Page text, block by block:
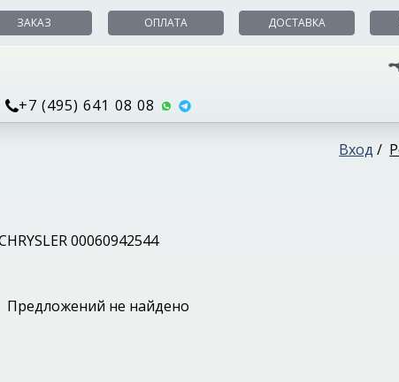
ЗАКАЗ ОПЛАТА ДОСТАВКА
+7 (495) 641 08 08
Вход /
00060942544
Предложений не найдено